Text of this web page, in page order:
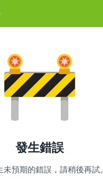
發生錯誤
未預期的錯誤，請稍後再試。